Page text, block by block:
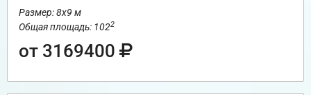
Размер: 8х9 м
Общая площадь: 1022
от 3169400